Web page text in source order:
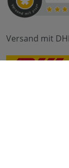
Versand mit